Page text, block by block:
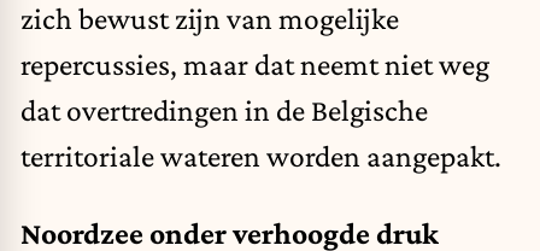
zich bewust zijn van mogelijke
repercussies, maar dat neemt niet weg
dat overtredingen in de Belgische
territoriale wateren worden aangepakt.
Noordzee onder verhoogde druk